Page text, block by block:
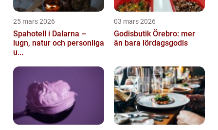
25 mars 2026
Spahotell i Dalarna –
lugn, natur och personliga
u...
03 mars 2026
Godisbutik Örebro: mer
än bara lördagsgodis